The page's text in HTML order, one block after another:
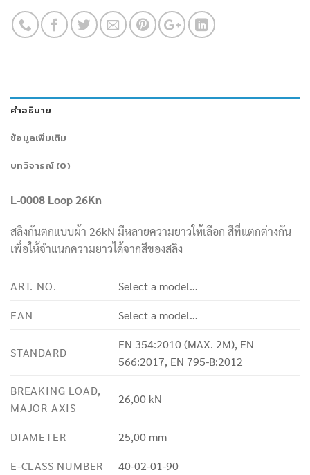
คำอธิบาย
ข้อมูลเพิ่มเติม
บทวิจารณ์ (0)
L-0008 Loop 26Kn
สลิงกันตกแบบผ้า 26kN มีหลายความยาวให้เลือก สีที่แตกต่างกัน
เพื่อให้จำแนกความยาวได้จากสีของสลิง
ART. NO.
Select a model…
EAN
Select a model…
STANDARD
EN 354:2010 (MAX. 2M), EN
566:2017, EN 795-B:2012
BREAKING LOAD,
MAJOR AXIS
26,00 kN
DIAMETER
25,00 mm
E-CLASS NUMBER
40-02-01-90